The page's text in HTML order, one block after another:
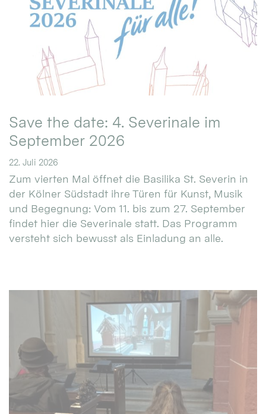
Save the date: 4. Severinale im
September 2026
22. Juli 2026
Zum vierten Mal öffnet die Basilika St. Severin in
der Kölner Südstadt ihre Türen für Kunst, Musik
und Begegnung: Vom 11. bis zum 27. September
findet hier die Severinale statt. Das Programm
versteht sich bewusst als Einladung an alle.